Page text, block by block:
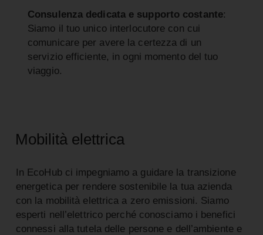
Consulenza dedicata e supporto costante:
Siamo il tuo unico interlocutore con cui
comunicare per avere la certezza di un
servizio efficiente, in ogni momento del tuo
viaggio.
Mobilità elettrica
In EcoHub ci impegniamo a guidare la transizione
energetica per rendere sostenibile la tua azienda
con la mobilità elettrica a zero emissioni. Siamo
esperti nell’elettrico perché conosciamo i benefici
connessi alla tutela delle persone e dell’ambiente e